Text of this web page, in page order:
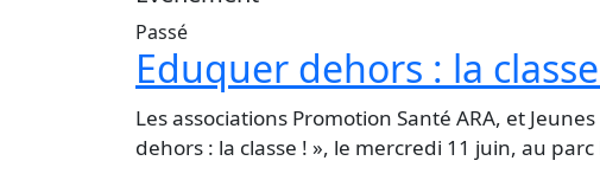
Passé
Eduquer dehors : la
Les associations Promotion Santé ARA, et
dehors : la classe ! », le mercredi 11 juin, au